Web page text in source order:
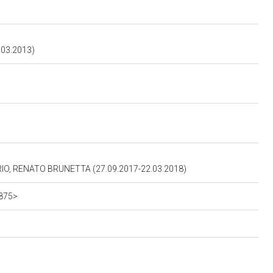
RENATO BRUNETTA (27.09.2017-22.03.2018)